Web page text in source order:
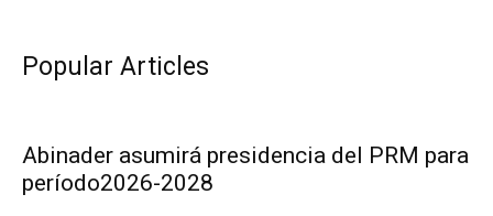
Popular Articles
Abinader asumirá presidencia del PRM para
período2026-2028